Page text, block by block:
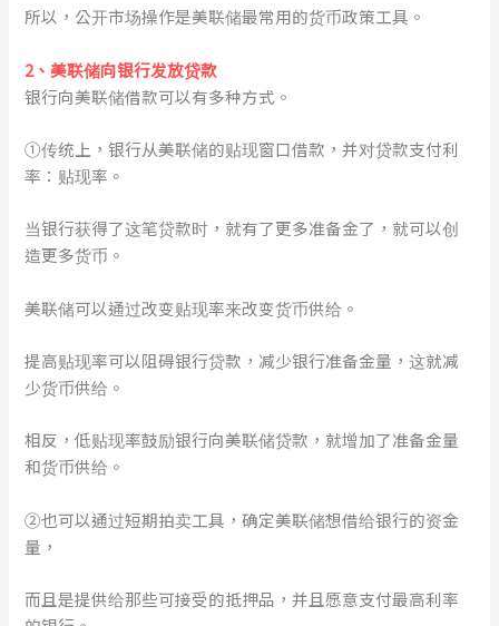
所以，公开市场操作是美联储最常用的货币政策工具。
2、美联储向银行发放贷款
银行向美联储借款可以有多种方式。
①传统上，银行从美联储的贴现窗口借款，并对贷款支付利
率：贴现率。
当银行获得了这笔贷款时，就有了更多准备金了，就可以创
造更多货币。
美联储可以通过改变贴现率来改变货币供给。
提高贴现率可以阻碍银行贷款，减少银行准备金量，这就减
少货币供给。
相反，低贴现率鼓励银行向美联储贷款，就增加了准备金量
和货币供给。
②也可以通过短期拍卖工具，确定美联储想借给银行的资金
量，
而且是提供给那些可接受的抵押品，并且愿意支付最高利率